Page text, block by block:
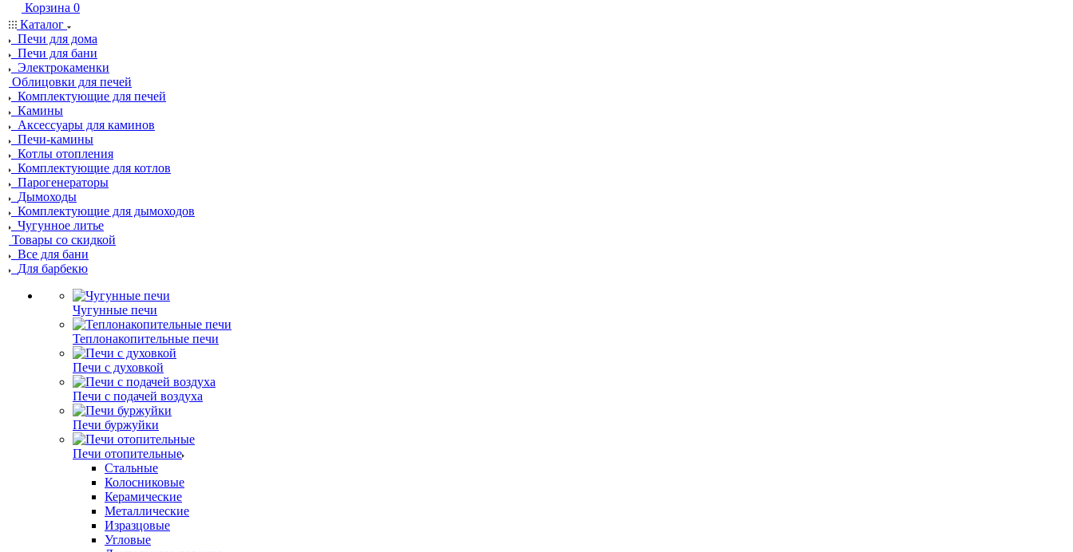
Корзина 0
Каталог
Печи для дома
Печи для бани
Электрокаменки
Облицовки для печей
Комплектующие для печей
Камины
Аксессуары для каминов
Печи-камины
Котлы отопления
Комплектующие для котлов
Парогенераторы
Дымоходы
Комплектующие для дымоходов
Чугунное литье
Товары со скидкой
Все для бани
Для барбекю
Чугунные печи
Теплонакопительные печи
Печи с духовкой
Печи с подачей воздуха
Печи буржуйки
Печи отопительные
Стальные
Колосниковые
Керамические
Металлические
Изразцовые
Угловые